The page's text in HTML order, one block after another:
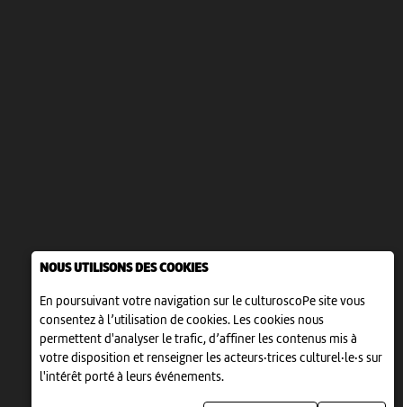
NOUS UTILISONS DES COOKIES
En poursuivant votre navigation sur le culturoscoPe site vous
consentez à l’utilisation de cookies. Les cookies nous
permettent d'analyser le trafic, d’affiner les contenus mis à
votre disposition et renseigner les acteurs·trices culturel·le·s sur
l'intérêt porté à leurs événements.